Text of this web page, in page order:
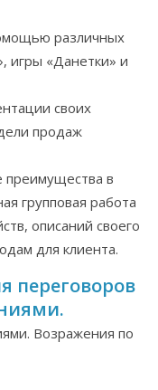
различных
игры «Данетки» и
своих
продаж
преимущества в
групповая работа
описаний своего
для клиента.
переговоров
Возражения по